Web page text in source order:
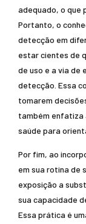
adequado, o que
Portanto, o
detecção em
estar cientes de
de uso e a via de
detecção. Essa
tomarem
também enfatiza
saúde para
Por fim, ao
em sua rotina de
exposição a
sua capacidade
Essa prática é